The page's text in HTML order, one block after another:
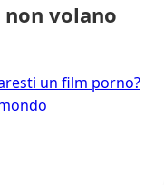
non volano
un film porno?